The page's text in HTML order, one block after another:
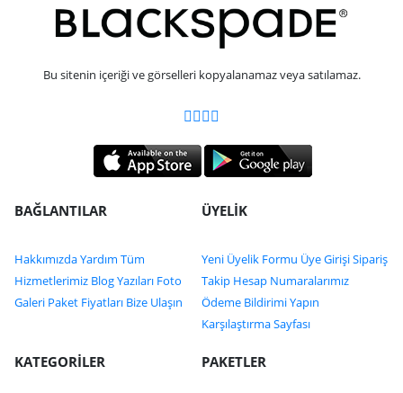
Bu sitenin içeriği ve görselleri kopyalanamaz veya satılamaz.
BAĞLANTILAR
HakkımızdaYardım Tüm
HizmetlerimizBlog YazılarıFoto
GaleriPaket FiyatlarıBize Ulaşın
ÜYELİK
Yeni Üyelik Formu Üye GirişiSipariş
Takip Hesap Numaralarımız
Ödeme Bildirimi Yapın
Karşılaştırma Sayfası
KATEGORİLER PAKETLER